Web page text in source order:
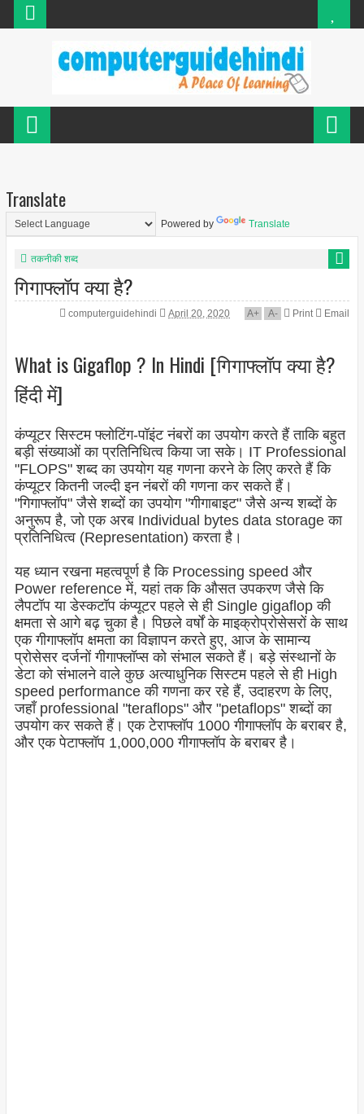
Translate
Powered by Translate
तकनीकी शब्द
गिगाफ्लॉप क्या है?
computerguidehindi April 20, 2020 A+ A- Print Email
What is Gigaflop ? In Hindi [गिगाफ्लॉप क्या है?
हिंदी में]
कंप्यूटर सिस्टम फ्लोटिंग-पॉइंट नंबरों का उपयोग करते हैं ताकि बहुत
बड़ी संख्याओं का प्रतिनिधित्व किया जा सके। IT Professional
"FLOPS" शब्द का उपयोग यह गणना करने के लिए करते हैं कि
कंप्यूटर कितनी जल्दी इन नंबरों की गणना कर सकते हैं।
"गिगाफ्लॉप" जैसे शब्दों का उपयोग "गीगाबाइट" जैसे अन्य शब्दों के
अनुरूप है, जो एक अरब Individual bytes data storage का
प्रतिनिधित्व (Representation) करता है।
यह ध्यान रखना महत्वपूर्ण है कि Processing speed और
Power reference में, यहां तक ​​कि औसत उपकरण जैसे कि
लैपटॉप या डेस्कटॉप कंप्यूटर पहले से ही Single gigaflop की
क्षमता से आगे बढ़ चुका है। पिछले वर्षों के माइक्रोप्रोसेसरों के साथ
एक गीगाफ्लॉप क्षमता का विज्ञापन करते हुए, आज के सामान्य
प्रोसेसर दर्जनों गीगाफ्लॉप्स को संभाल सकते हैं। बड़े संस्थानों के
डेटा को संभालने वाले कुछ अत्याधुनिक सिस्टम पहले से ही High
speed performance की गणना कर रहे हैं, उदाहरण के लिए,
जहाँ professional "teraflops" और "petaflops" शब्दों का
उपयोग कर सकते हैं। एक टेराफ्लॉप 1000 गीगाफ्लॉप के बराबर है,
और एक पेटाफ्लॉप 1,000,000 गीगाफ्लॉप के बराबर है।